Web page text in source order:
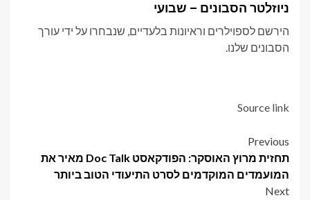
ניוזלטר הסבונים – שבועי
הירשם לספוילרים וראיונות בלעדיים, שנבחרו על ידי עורך
הסבונים שלנו.
Source link
Post
navigation
Previous
תחזית מרוץ האוסקר: הפודקאסט Doc Talk מאיר את
המועמדים המוקדמים לסרט התיעודי הטוב ביותר
Next